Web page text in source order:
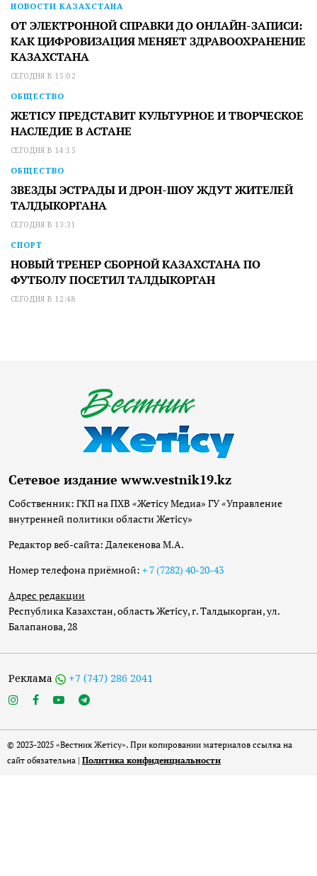
НОВОСТИ КАЗАХСТАНА
ОТ ЭЛЕКТРОННОЙ СПРАВКИ ДО ОНЛАЙН-ЗАПИСИ:
КАК ЦИФРОВИЗАЦИЯ МЕНЯЕТ ЗДРАВООХРАНЕНИЕ
КАЗАХСТАНА
СЕГОДНЯ В 15:02
ОБЩЕСТВО
ЖЕТІСУ ПРЕДСТАВИТ КУЛЬТУРНОЕ И ТВОРЧЕСКОЕ
НАСЛЕДИЕ В АСТАНЕ
СЕГОДНЯ В 14:15
ОБЩЕСТВО
ЗВЕЗДЫ ЭСТРАДЫ И ДРОН-ШОУ ЖДУТ ЖИТЕЛЕЙ
ТАЛДЫКОРГАНА
СЕГОДНЯ В 13:31
СПОРТ
НОВЫЙ ТРЕНЕР СБОРНОЙ КАЗАХСТАНА ПО
ФУТБОЛУ ПОСЕТИЛ ТАЛДЫКОРГАН
СЕГОДНЯ В 12:48
Сетевое издание www.vestnik19.kz
Собственник: ГКП на ПХВ «Жетісу Медиа» ГУ «Управление
внутренней политики области Жетісу»
Редактор веб-сайта: Далекенова М.А.
Номер телефона приёмной: + 7 (7282) 40-20-43
Адрес редакции
Республика Казахстан, область Жетісу, г. Талдыкорган, ул.
Балапанова, 28
Реклама +7 (747) 286 2041
© 2023-2025 «Вестник Жетісу». При копировании материалов ссылка на
сайт обязательна | Политика конфиденциальности